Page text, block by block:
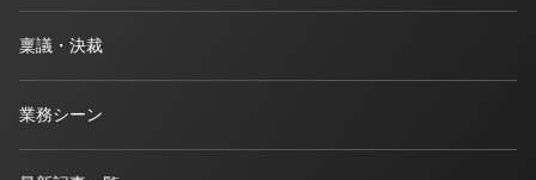
稟議・決裁
業務シーン